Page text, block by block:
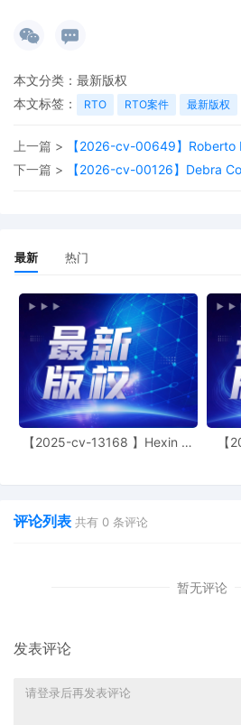
6 01/21/2026
NOTIFICATION
01/21/2026
SEALED
Schedule A
01/21/2026
COMPLAINT filed
fee $ 405,
24621243.
本文分类： 最新版权
本文标签：
RTO RTO案件 最新版权
上一篇 >
【2026-cv-00649】Roberto
下一篇 >
【2026-cv-00126】Debra
最新 热门
【2025-cv-13168 】Hexin 塑
【
评论列表 共有 0 条评论
暂无评论
发表评论